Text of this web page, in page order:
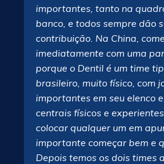
importantes, tanto na
banco, e todos sempre dão
contribuição. Na China,
imediatamente com uma
porque o Dentil é um time
brasileiro, muito físico, com
importantes em seu elenco
centrais físicos e
colocar qualquer um em
importante começar bem e
Depois temos os dois times